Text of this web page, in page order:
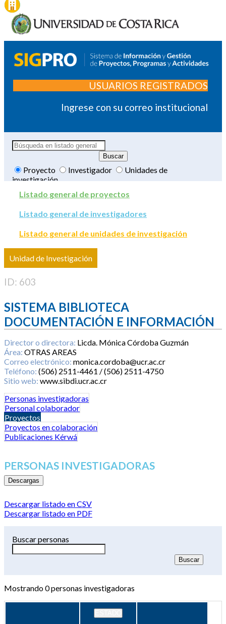
USUARIOS REGISTRADOS
Ingrese con su correo institucional
Proyecto Investigador
Unidades de
investigación
Listado general de proyectos
Listado general de investigadores
Listado general de unidades de investigación
Unidad de Investigación
ID: 603
SISTEMA BIBLIOTECA
DOCUMENTACIÓN E INFORMACIÓN
Director o directora: Licda. Mónica Córdoba Guzmán
Área: OTRAS AREAS
Correo electrónico: monica.cordoba@ucr.ac.cr
Teléfono: (506) 2511-4461 / (506) 2511-4750
Sitio web: www.sibdi.ucr.ac.cr
Personas investigadoras
Personal colaborador
Proyectos
Proyectos en colaboración
Publicaciones Kérwá
PERSONAS INVESTIGADORAS
Descargas
Descargar listado en CSV
Descargar listado en PDF
Buscar personas
Mostrando0personas investigadoras